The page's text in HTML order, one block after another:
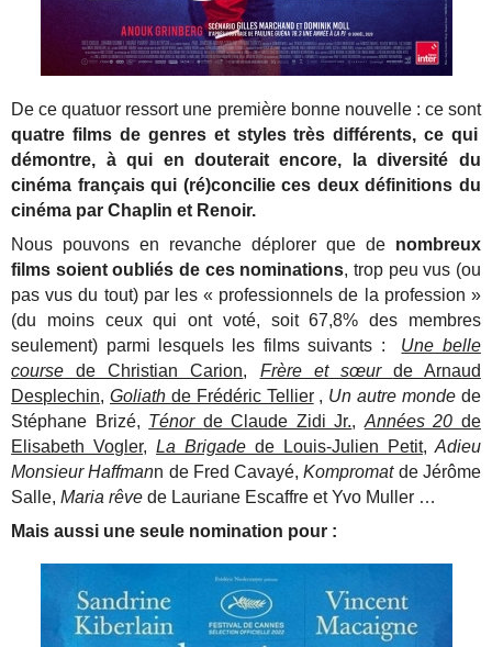
De ce quatuor ressort une première bonne nouvelle : ce sont
quatre films de genres et styles très différents, ce qui
démontre, à qui en douterait encore, la diversité du
cinéma français qui (ré)concilie ces deux définitions du
cinéma par Chaplin et Renoir.
Nous pouvons en revanche déplorer que de nombreux
films soient oubliés de ces nominations, trop peu vus (ou
pas vus du tout) par les « professionnels de la profession »
(du moins ceux qui ont voté, soit 67,8% des membres
seulement) parmi lesquels les films suivants : Une belle
course de Christian Carion, Frère et sœur de Arnaud
Desplechin, Goliath de Frédéric Tellier, Un autre monde de
Stéphane Brizé, Ténor de Claude Zidi Jr., Années 20 de
Elisabeth Vogler,La Brigade de Louis-Julien Petit, Adieu
Monsieur Haffmann de Fred Cavayé,Kompromat de Jérôme
Salle,Maria rêvede Lauriane Escaffre et Yvo Muller …
Mais aussi une seule nomination pour :